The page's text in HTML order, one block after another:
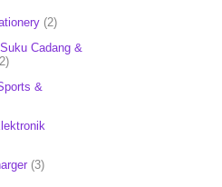
(2)
Cadang &
&
(3)